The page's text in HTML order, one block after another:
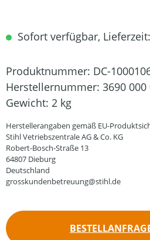
Sofort verfügbar,
Produktnummer: DC-
Herstellernummer: 3690 000
Gewicht: 2 kg
Herstellerangaben gemäß EU-
Stihl Vetriebszentrale AG & Co. KG
Robert-Bosch-Straße 13
64807 Dieburg
Deutschland
grosskundenbetreuung@stihl.de